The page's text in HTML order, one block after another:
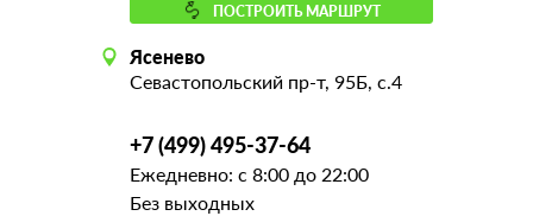
ПОСТРОИТЬ МАРШРУТ
Ясенево
Севастопольский пр-т, 95Б, с.4
+7 (499) 495-37-64
Ежедневно: с 8:00 до 22:00
Без выходных